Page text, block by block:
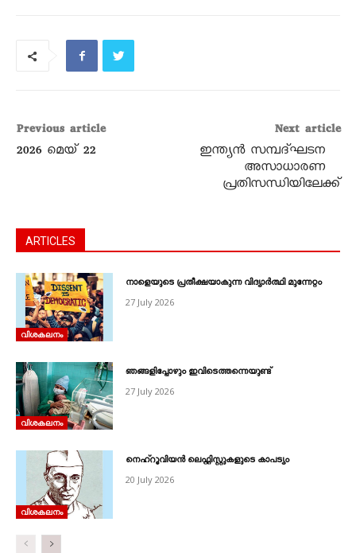
Previous article
2026 മെയ്‌ 22
Next article
ഇന്ത്യൻ സമ്പദ്ഘടന
അസാധാരണ
പ്രതിസന്ധിയിലേക്ക്
ARTICLES
വിശകലനം
നാളെയുടെ പ്രതീക്ഷയാകുന്ന വിദ്യാർത്ഥി മുന്നേറ്റം
27 July 2026
വിശകലനം
ഞങ്ങളിപ്പോഴും ഇവിടെത്തന്നെയുണ്ട്
27 July 2026
വിശകലനം
നെഹ്‌റൂവിയൻ ലെഫ്റ്റിസ്റ്റുകളുടെ കാപട്യം
20 July 2026